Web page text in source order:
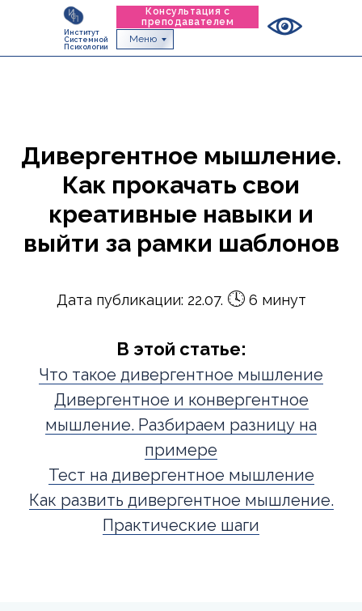
Институт
Системной
Психологии
Консультация с
преподавателем
Меню
Дивергентное мышление.
Как прокачать свои
креативные навыки и
выйти за рамки шаблонов
Дата публикации: 22.07. 🕓6 минут
В этой статье:
Что такое дивергентное мышление
Дивергентное и конвергентное
мышление. Разбираем разницу на
примере
Тест на дивергентное мышление
Как развить дивергентное мышление.
Практические шаги